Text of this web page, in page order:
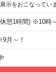
示をおこなってい
憩1時間) ※10時
月～！